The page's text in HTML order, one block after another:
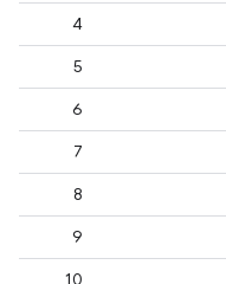
4
5
6
7
8
9
10